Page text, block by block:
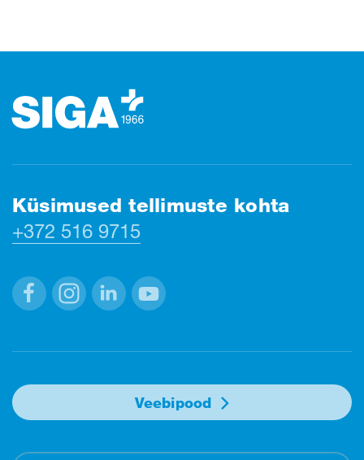
Küsimused tellimuste kohta
+372 516 9715
Veebipood